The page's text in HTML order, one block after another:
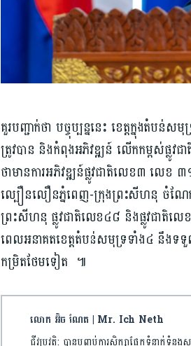
គួរ​បញ្ជាក់ថា បច្ចុប្បន្ននេះ ខេត្ត​​ក្នុង​តំបន់​
ត្រូវបាន និងកំពុង​អភិវឌ្ឍន៍ លើកកម្ពស់​ផ្លូវជ
ថា​មាន​ការ​អភិ​វឌ្ឍន៍​ផ្លូវ​ជាតិ​លេខ​៣ លេខ
ល្បឿនលឿន​ភ្នំពេញ-ក្រុងព្រះសីហនុ ចំ​ណែក​
ព្រះសីហនុ ផ្លូវជាតិលេខ​៤៨ និងផ្លូវជាតិលេខ​
ពេលអនាគត​ខេត្ត​តំបន់​សមុទ្រទាំង៤ នឹង​ទ
កម្រិតថែមទៀត ៕
លោក អ៊ិច ណែត | Mr. Ich Neth
ជីវប្រវត្តិ: បានបញ្ចប់​ការ​សិក្សា​ផ្នែកទំនាក់